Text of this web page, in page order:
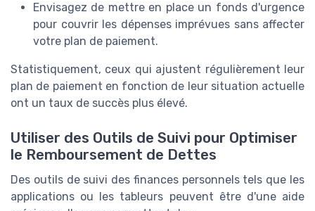
Envisagez de mettre en place un fonds d'urgence
pour couvrir les dépenses imprévues sans affecter
votre plan de paiement.
Statistiquement, ceux qui ajustent régulièrement leur
plan de paiement en fonction de leur situation actuelle
ont un taux de succès plus élevé.
Utiliser des Outils de Suivi pour Optimiser
le Remboursement de Dettes
Des outils de suivi des finances personnels tels que les
applications ou les tableurs peuvent être d'une aide